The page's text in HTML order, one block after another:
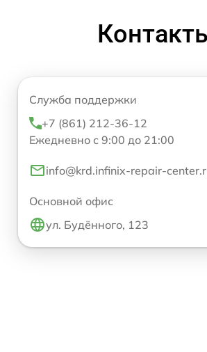
Служба поддержки
+7 (861) 212-36-12
Ежедневно с 9:00 до 21:00
info@krd.infinix-repair-
Основной офис
ул. Будённого, 123